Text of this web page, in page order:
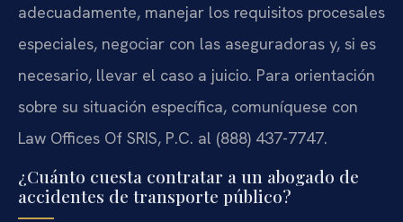
adecuadamente, manejar los requisitos procesales
especiales, negociar con las aseguradoras y, si es
necesario, llevar el caso a juicio. Para orientación
sobre su situación específica, comuníquese con
Law Offices Of SRIS, P.C. al (888) 437-7747.
¿Cuánto cuesta contratar a un abogado de
accidentes de transporte público?